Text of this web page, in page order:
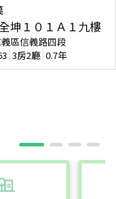
坤１０１Ａ１九樓
區信義路四段
3房2廳 0.7年